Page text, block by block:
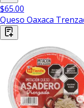
$65.00
Queso Oaxaca